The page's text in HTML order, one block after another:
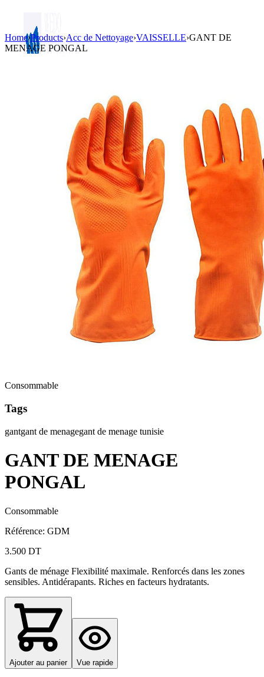
Login / Register
Home›Products›Acc de Nettoyage›VAISSELLE›GANT DE
MENAGE PONGAL
Consommable
Tags
gantgant de menagegant de menage tunisie
GANT DE MENAGE
PONGAL
Consommable
Référence: GDM
3.500 DT
Gants de ménage Flexibilité maximale. Renforcés dans les zones
sensibles. Antidérapants. Riches en facteurs hydratants.
Ajouter au panier Vue rapide